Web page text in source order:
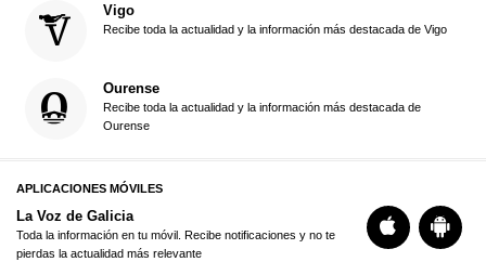
Vigo
Recibe toda la actualidad y la información más destacada de Vigo
Ourense
Recibe toda la actualidad y la información más destacada de
Ourense
APLICACIONES MÓVILES
La Voz de Galicia
Toda la información en tu móvil. Recibe notificaciones y no te
pierdas la actualidad más relevante